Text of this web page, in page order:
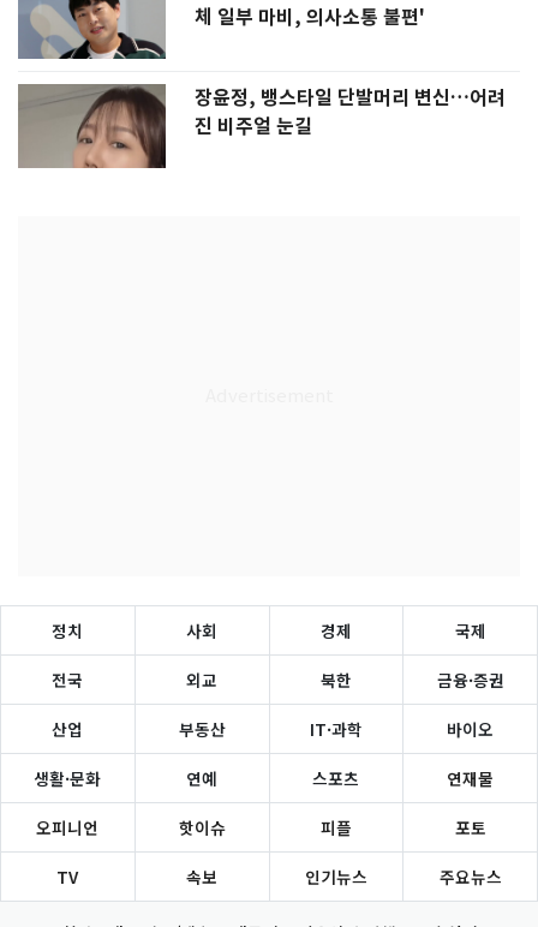
체 일부 마비, 의사소통 불편'
장윤정, 뱅스타일 단발머리 변신…어려
진 비주얼 눈길
정치 사회 경제 국제
전국 외교 북한 금융·증권
산업 부동산 IT·과학 바이오
생활·문화 연예 스포츠 연재물
오피니언 핫이슈 피플 포토
TV 속보 인기뉴스 주요뉴스